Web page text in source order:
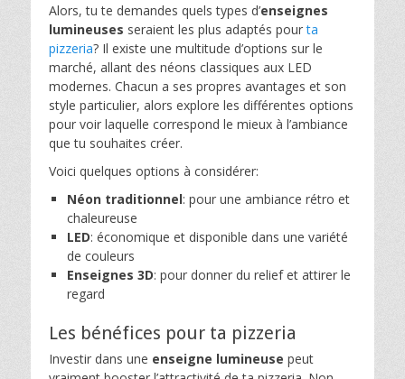
Alors, tu te demandes quels types d’enseignes
lumineuses seraient les plus adaptés pourta
pizzeria? Il existe une multitude d’options sur le
marché, allant des néons classiques aux LED
modernes. Chacun a ses propres avantages et son
style particulier, alors explore les différentes options
pour voir laquelle correspond le mieux à l’ambiance
que tu souhaites créer.
Voici quelques options à considérer:
Néon traditionnel: pour une ambiance rétro et
chaleureuse
LED: économique et disponible dans une variété
de couleurs
Enseignes 3D: pour donner du relief et attirer le
regard
Les bénéfices pour ta pizzeria
Investir dans une enseigne lumineuse peut